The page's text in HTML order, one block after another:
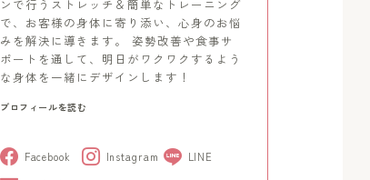
ンで行うストレッチ＆簡単なトレーニング
で、お客様の身体に寄り添い、心身のお悩
みを解決に導きます。 姿勢改善や食事サ
ポートを通して、明日がワクワクするよう
な身体を一緒にデザインします！
プロフィールを読む
Facebook Instagram
LINE